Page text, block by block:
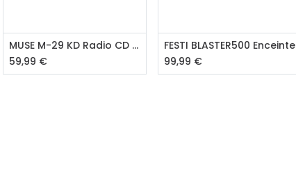
Ajouter au panier
MUSE M-29 KD Radio CD Kid
59,99 €
Ajouter au panier
FESTI BLASTER500 Enceinte
99,99 €